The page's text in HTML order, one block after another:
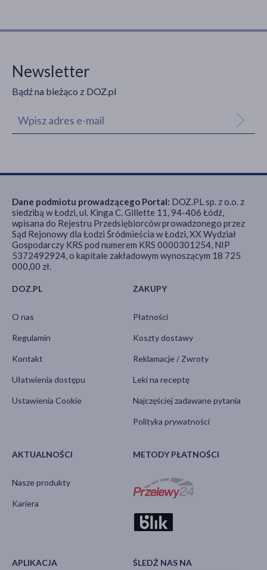
Newsletter
Bądź na bieżąco z DOZ.pl
DOZ.PL
O nas
Regulamin
Kontakt
Ułatwienia dostępu
Ustawienia Cookie
ZAKUPY
Płatności
Koszty dostawy
Reklamacje / Zwroty
Leki na receptę
Najczęściej zadawane pytania
Polityka prywatności
AKTUALNOŚCI
Nasze produkty
Kariera
METODY PŁATNOŚCI
APLIKACJA ŚLEDŹ NAS NA
Dane podmiotu prowadzącego Portal: DOZ.PL sp. z o.o. z
siedzibą w Łodzi, ul. Kinga C. Gillette 11, 94-406 Łódź,
wpisana do Rejestru Przedsiębiorców prowadzonego przez
Sąd Rejonowy dla Łodzi Śródmieścia w Łodzi, XX Wydział
Gospodarczy KRS pod numerem KRS 0000301254, NIP
5372492924, o kapitale zakładowym wynoszącym 18 725
000,00 zł.